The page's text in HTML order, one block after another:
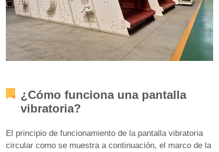
¿Cómo funciona una pantalla
vibratoria?
El principio de funcionamiento de la pantalla vibratoria
circular como se muestra a continuación, el marco de la